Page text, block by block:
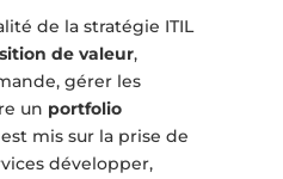
de la stratégie ITIL
de valeur,
gérer les
un portfolio
mis sur la prise de
développer,